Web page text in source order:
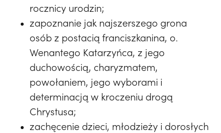
rocznicy urodzin;
zapoznanie jak najszerszego grona
osób z postacią franciszkanina, o.
Wenantego Katarzyńca, z jego
duchowością, charyzmatem,
powołaniem, jego wyborami i
determinacją w kroczeniu drogą
Chrystusa;
zachęcenie dzieci, młodzieży i dorosłych